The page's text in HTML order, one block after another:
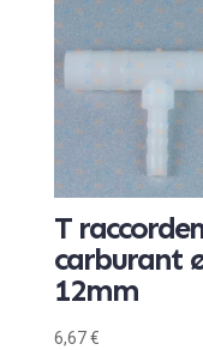
T
carburant
12mm
6,67€